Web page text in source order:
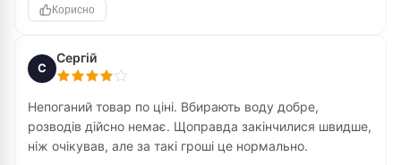
Корисно
С
Сергій
Непоганий товар по ціні. Вбирають воду добре,
розводів дійсно немає. Щоправда закінчилися швидше,
ніж очікував, але за такі гроші це нормально.